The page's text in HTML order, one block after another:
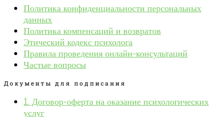
Политика конфиденциальности персональных
данных
Политика компенсаций и возвратов
Этический кодекс психолога
Правила проведения онлайн-консультаций
Частые вопросы
Документы для подписания
1. Договор-оферта на оказание психологических
услуг